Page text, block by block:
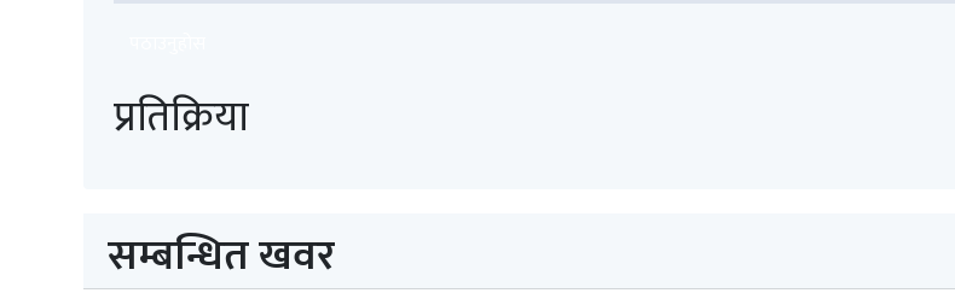
प्रतिक्रिया
सम्बन्धित खवर